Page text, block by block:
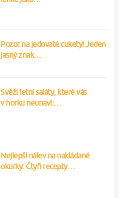
Pozor na jedovaté cukety! Jeden
jasný znak…
Svěží letní saláty, které vás
v horku neunaví:…
Nejlepší nálev na nakládané
okurky: Čtyři recepty…